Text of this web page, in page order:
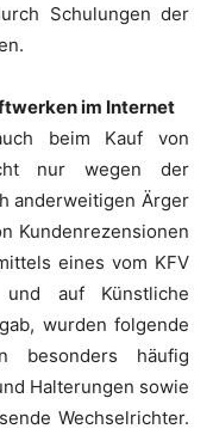
Schulungen der
im Internet
beim Kauf von
nur wegen der
anderweitigen Ärger
Kundenrezensionen
eines vom KFV
auf Künstliche
wurden folgende
besonders häufig
Halterungen sowie
Wechselrichter.